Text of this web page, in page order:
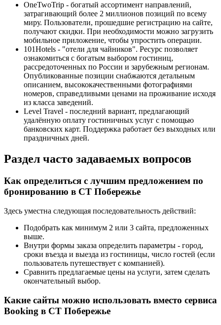
OneTwoTrip - богатый ассортимент направлений,
затрагивающий более 2 миллионов позиций по всему
миру. Пользователи, прошедшие регистрацию на сайте,
получают скидки. При необходимости можно загрузить
мобильное приложение, чтобы упростить операции.
101Hotels - "отели для чайников". Ресурс позволяет
ознакомиться с богатым выбором гостиниц,
рассредоточенных по России и зарубежным регионам.
Опубликованные позиции снабжаются детальным
описанием, высококачественными фотографиями
номеров, справедливыми ценами на проживание исходя
из класса заведений.
Level Travel - последний вариант, предлагающий
удалённую оплату гостиничных услуг с помощью
банковских карт. Поддержка работает без выходных или
праздничных дней.
Раздел часто задаваемых вопросов
Как определиться с лучшим предложением по
бронированию в СТ Побережье
Здесь уместна следующая последовательность действий:
Подобрать как минимум 2 или 3 сайта, предложенных
выше.
Внутри формы заказа определить параметры - город,
сроки въезда и выезда из гостиницы, число гостей (если
пользователь путешествует с компанией).
Сравнить предлагаемые цены на услуги, затем сделать
окончательный выбор.
Какие сайты можно использовать вместо сервиса
Booking в СТ Побережье